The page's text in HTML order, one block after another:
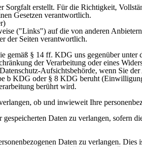
Sorgfalt erstellt. Für die Richtigkeit,
Gesetzen verantwortlich.
("Links") auf die von anderen
der Seiten verantwortlich.
gemäß § 14 ff. KDG uns gegenüber
der Verarbeitung oder eines
Aufsichtsbehörde, wenn Sie
b KDG oder § 8 KDG beruht
berührt wird.
ob und inwieweit Ihre
Daten zu verlangen, sofern
Daten zu verlangen.